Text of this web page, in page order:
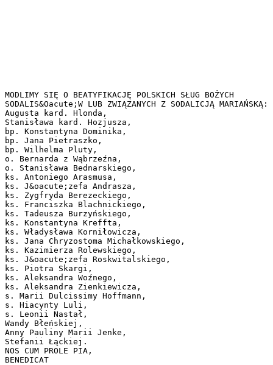
MODLIMY SIĘ O BEATYFIKACJĘ POLSKICH SŁUG BOŻYCH
SODALIS&Oacute;W LUB ZWIĄZANYCH Z SODALICJĄ MARIAŃSKĄ:
Augusta kard. Hlonda,
Stanisława kard. Hozjusza,
bp. Konstantyna Dominika,
bp. Jana Pietraszko,
bp. Wilhelma Pluty,
o. Bernarda z Wąbrzeźna,
o. Stanisława Bednarskiego,
ks. Antoniego Arasmusa,
ks. J&oacute;zefa Andrasza,
ks. Zygfryda Berezeckiego,
ks. Franciszka Blachnickiego,
ks. Tadeusza Burzyńskiego,
ks. Konstantyna Kreffta,
ks. Władysława Korniłowicza,
ks. Jana Chryzostoma Michałkowskiego,
ks. Kazimierza Rolewskiego,
ks. J&oacute;zefa Roskwitalskiego,
ks. Piotra Skargi,
ks. Aleksandra Woźnego,
ks. Aleksandra Zienkiewicza,
s. Marii Dulcissimy Hoffmann,
s. Hiacynty Luli,
s. Leonii Nastał,
Wandy Błeńskiej,
Anny Pauliny Marii Jenke,
Stefanii Łąckiej.
NOS CUM PROLE PIA,
BENEDICAT